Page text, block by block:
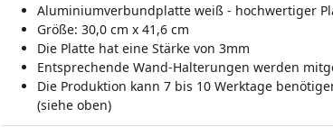
Aluminiumverbundplatte weiß - hochwertiger
Größe: 30,0 cm x 41,6 cm
Die Platte hat eine Stärke von 3mm
Entsprechende Wand-Halterungen werden
Die Produktion kann 7 bis 10 Werktage
(siehe oben)